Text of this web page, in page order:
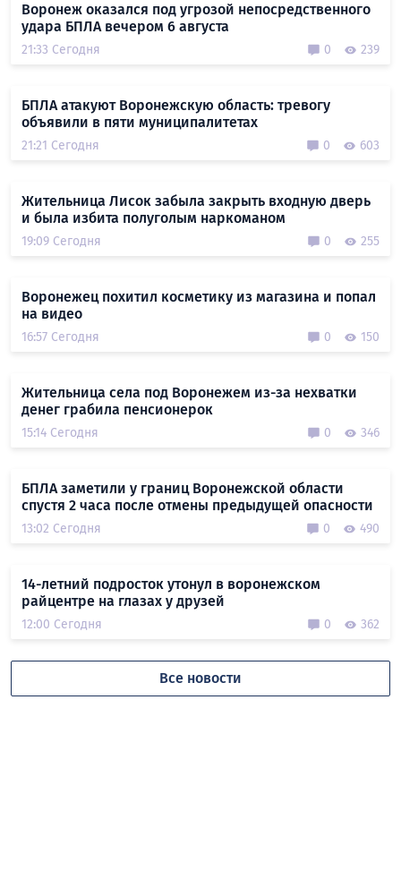
Воронеж оказался под угрозой непосредственного
удара БПЛА вечером 6 августа
21:33 Сегодня 0 239
БПЛА атакуют Воронежскую область: тревогу
объявили в пяти муниципалитетах
21:21 Сегодня 0 603
Жительница Лисок забыла закрыть входную дверь
и была избита полуголым наркоманом
19:09 Сегодня 0 255
Воронежец похитил косметику из магазина и попал
на видео
16:57 Сегодня 0 150
Жительница села под Воронежем из-за нехватки
денег грабила пенсионерок
15:14 Сегодня 0 346
БПЛА заметили у границ Воронежской области
спустя 2 часа после отмены предыдущей опасности
13:02 Сегодня 0 490
14-летний подросток утонул в воронежском
райцентре на глазах у друзей
12:00 Сегодня 0 362
Все новости